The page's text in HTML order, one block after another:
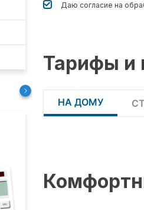
Даю согласие на
Тарифы и
НА ДОМУ